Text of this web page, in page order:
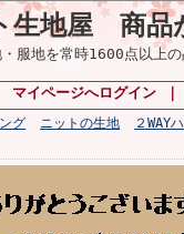
生地屋 商品
服地を常時1600点以上
マイページへログイン
グ ニットの生地 ２WAY